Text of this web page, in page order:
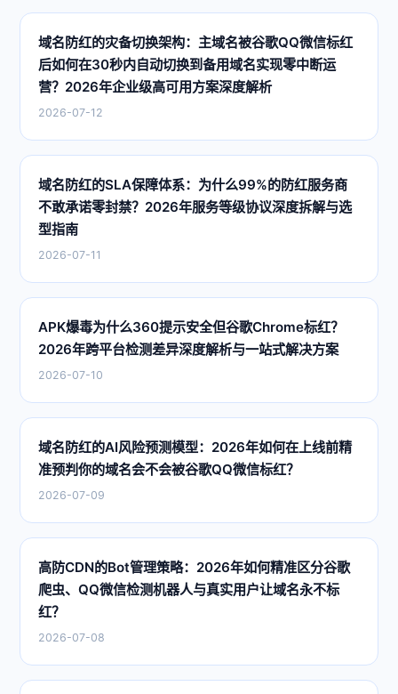
域名防红的灾备切换架构：主域名被谷歌QQ微信标红
后如何在30秒内自动切换到备用域名实现零中断运
营？2026年企业级高可用方案深度解析
2026-07-12
域名防红的SLA保障体系：为什么99%的防红服务商
不敢承诺零封禁？2026年服务等级协议深度拆解与选
型指南
2026-07-11
APK爆毒为什么360提示安全但谷歌Chrome标红？
2026年跨平台检测差异深度解析与一站式解决方案
2026-07-10
域名防红的AI风险预测模型：2026年如何在上线前精
准预判你的域名会不会被谷歌QQ微信标红？
2026-07-09
高防CDN的Bot管理策略：2026年如何精准区分谷歌
爬虫、QQ微信检测机器人与真实用户让域名永不标
红？
2026-07-08